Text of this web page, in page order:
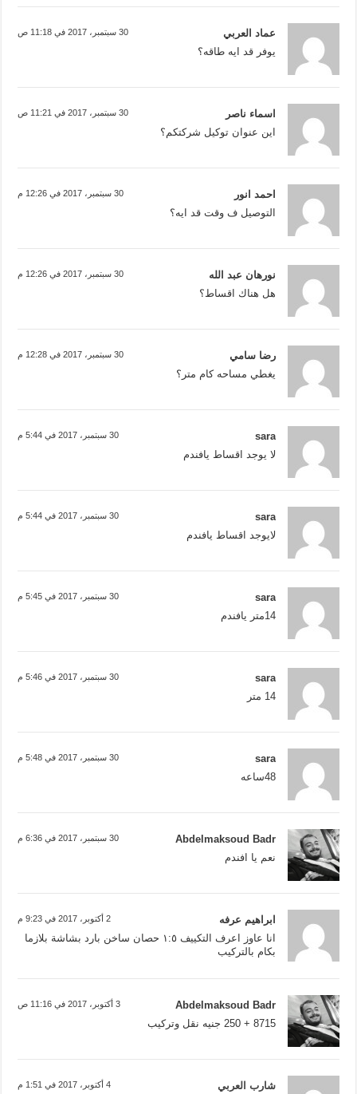
عماد العربي 30 سبتمبر، 2017 في 11:18 ص
يوفر قد ايه طاقه؟
اسماء ناصر 30 سبتمبر، 2017 في 11:21 ص
اين عنوان توكيل شركتكم؟
احمد انور 30 سبتمبر، 2017 في 12:26 م
التوصيل ف وقت قد ايه؟
نورهان عبد الله 30 سبتمبر، 2017 في 12:26 م
هل هناك اقساط؟
رضا سامي 30 سبتمبر، 2017 في 12:28 م
يغطي مساحه كام متر؟
sara 30 سبتمبر، 2017 في 5:44 م
لا يوجد اقساط يافندم
sara 30 سبتمبر، 2017 في 5:44 م
لايوجد اقساط يافندم
sara 30 سبتمبر، 2017 في 5:45 م
14متر يافندم
sara 30 سبتمبر، 2017 في 5:46 م
14 متر
sara 30 سبتمبر، 2017 في 5:48 م
48ساعه
Abdelmaksoud Badr 30 سبتمبر، 2017 في 6:36 م
نعم يا افندم
ابراهيم عرفه 2 أكتوبر، 2017 في 9:23 م
انا عاوز اعرف التكييف ١:٥ حصان ساخن بارد بشاشة بلازما
بكام بالتركيب
Abdelmaksoud Badr 3 أكتوبر، 2017 في 11:16 ص
8715 + 250 جنيه نقل وتركيب
شارب العربي 4 أكتوبر، 2017 في 1:51 م